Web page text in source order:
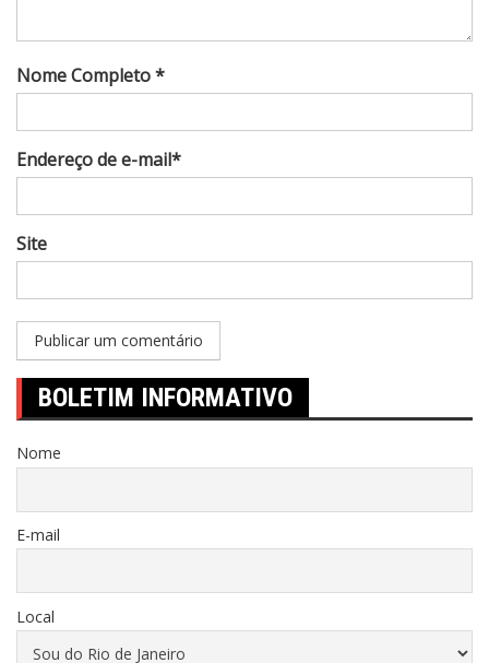
Nome Completo *
Endereço de e-mail*
Site
BOLETIM INFORMATIVO
Nome
E-mail
Local